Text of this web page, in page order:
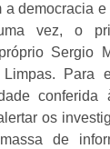
a democracia
vez, o
Sergio
Limpas. Para
os
de